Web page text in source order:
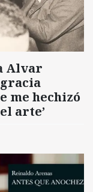
Alvar
gracia
me hechizó
arte’